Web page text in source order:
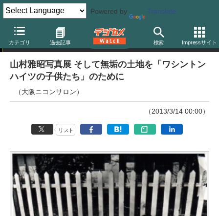
Powered by Translate
カテゴリ 過去記事 検索 Impressサイト
ニュース
山村雅昭写真展 そして無垢の土地を「ワシントン
ハイツの子供たち」のために
（大阪ニコンサロン）
（2013/3/14 00:00）
リスト